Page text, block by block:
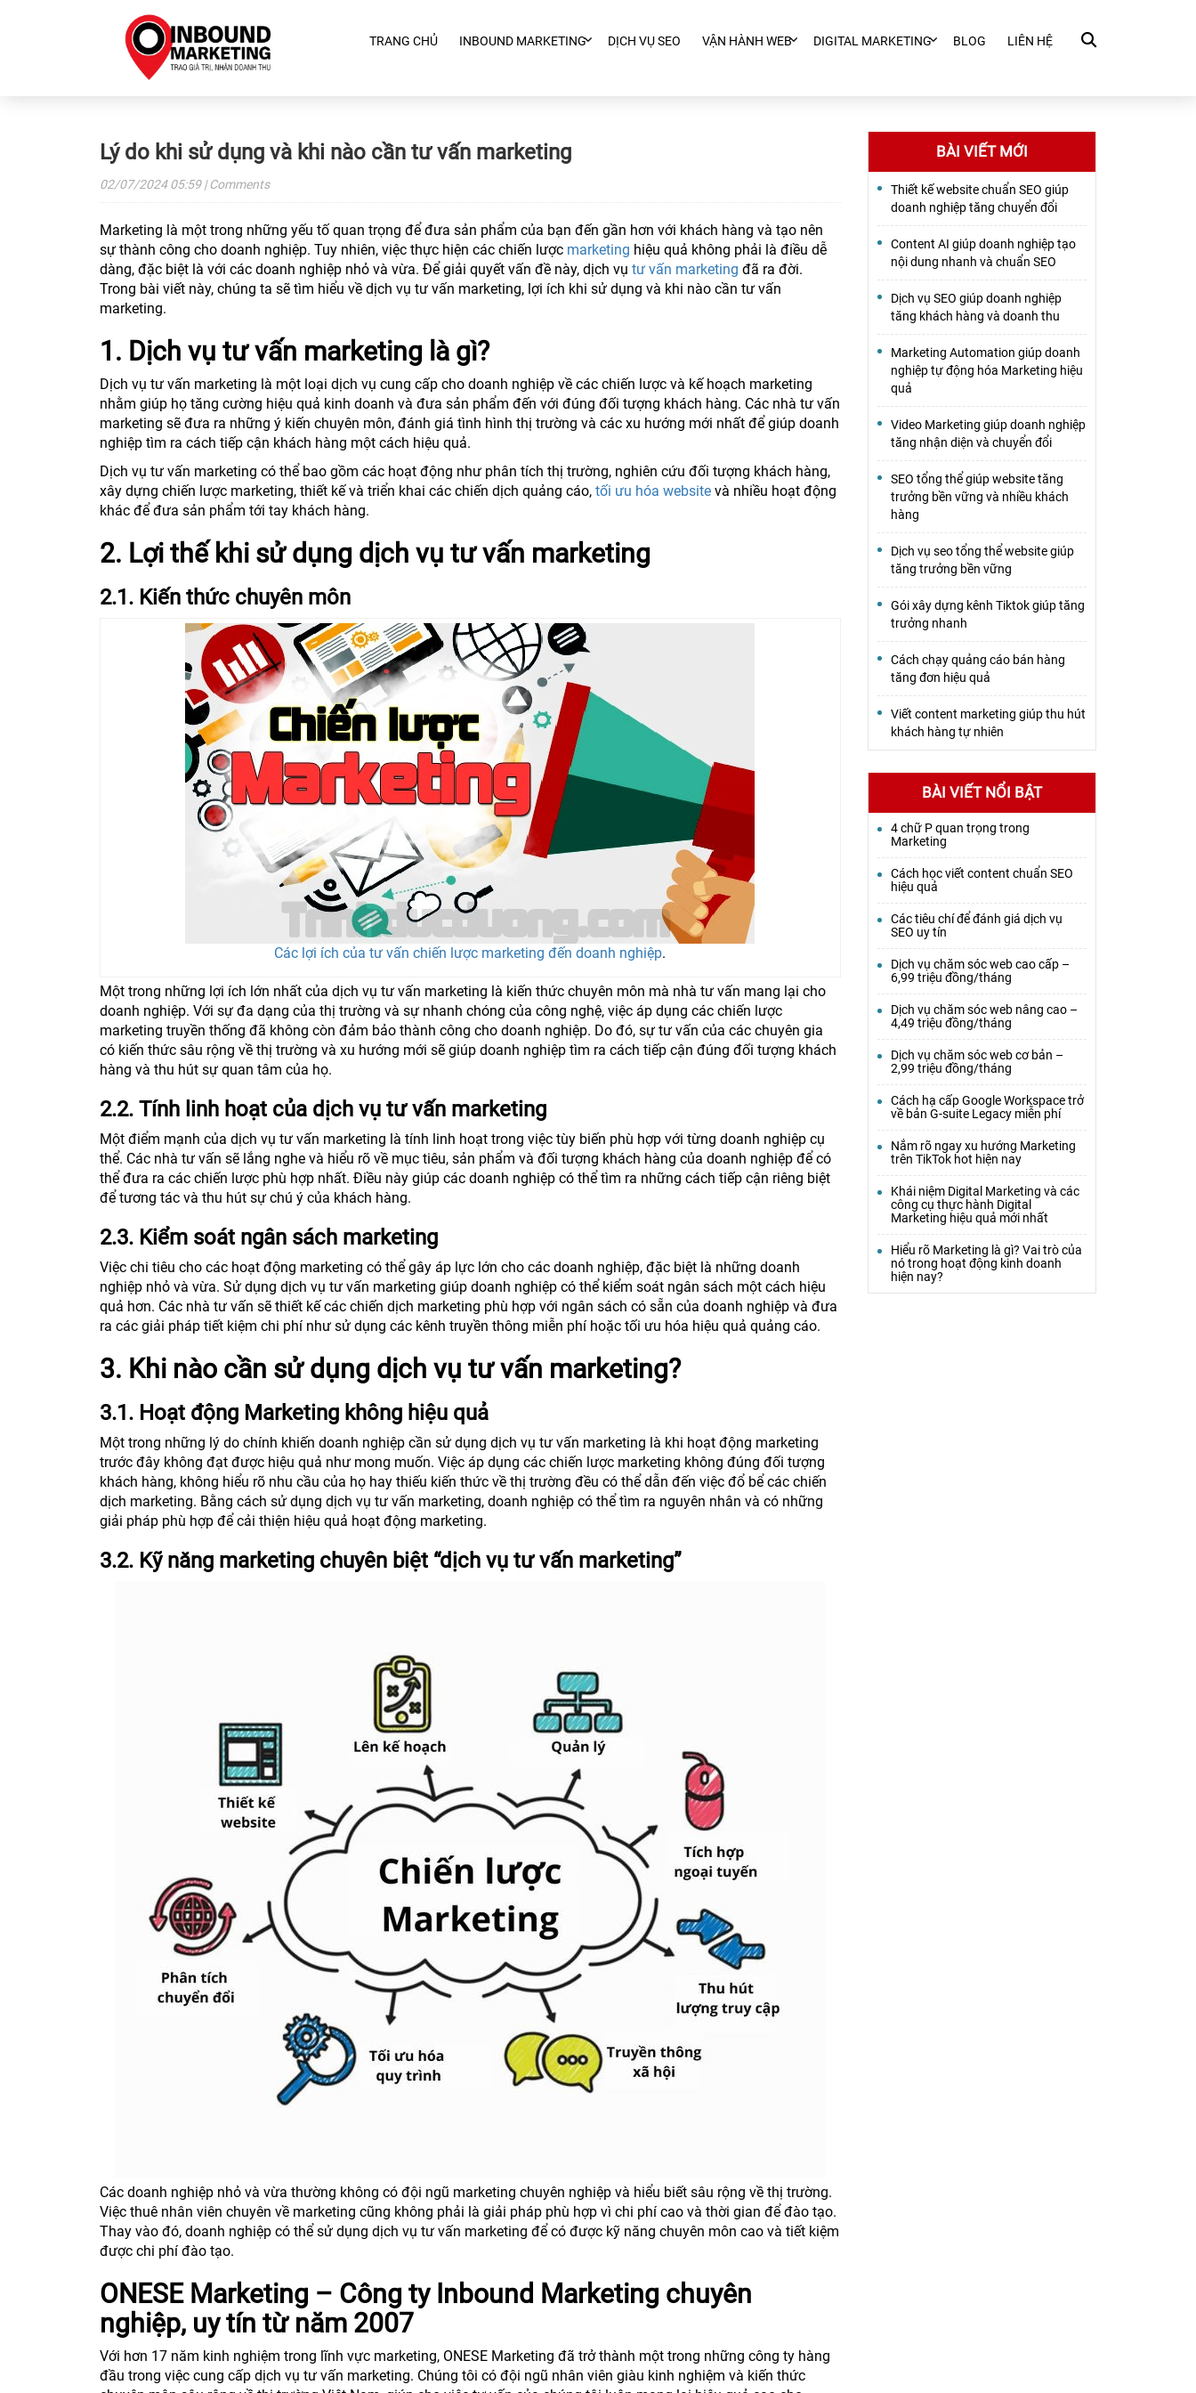
TRANG CHỦ INBOUND MARKETING DỊCH VỤ SEO VẬN HÀNH WEB DIGITAL MARKETING BLOG LIÊN HỆ
Lý do khi sử dụng và khi nào cần tư vấn marketing
02/07/202405:59| Comments
Marketing là một trong những yếu tố quan trọng để đưa sản phẩm của bạn đến gần hơn với khách hàng và tạo nên
sự thành công cho doanh nghiệp. Tuy nhiên, việc thực hiện các chiến lược marketing hiệu quả không phải là điều dễ
dàng, đặc biệt là với các doanh nghiệp nhỏ và vừa. Để giải quyết vấn đề này, dịch vụ tư vấn marketing đã ra đời.
Trong bài viết này, chúng ta sẽ tìm hiểu về dịch vụ tư vấn marketing, lợi ích khi sử dụng và khi nào cần tư vấn
marketing.
1. Dịch vụ tư vấn marketing là gì?
Dịch vụ tư vấn marketing là một loại dịch vụ cung cấp cho doanh nghiệp về các chiến lược và kế hoạch marketing
nhằm giúp họ tăng cường hiệu quả kinh doanh và đưa sản phẩm đến với đúng đối tượng khách hàng. Các nhà tư vấn
marketing sẽ đưa ra những ý kiến chuyên môn, đánh giá tình hình thị trường và các xu hướng mới nhất để giúp doanh
nghiệp tìm ra cách tiếp cận khách hàng một cách hiệu quả.
Dịch vụ tư vấn marketing có thể bao gồm các hoạt động như phân tích thị trường, nghiên cứu đối tượng khách hàng,
xây dựng chiến lược marketing, thiết kế và triển khai các chiến dịch quảng cáo, tối ưu hóa website và nhiều hoạt động
khác để đưa sản phẩm tới tay khách hàng.
2. Lợi thế khi sử dụng dịch vụ tư vấn marketing
2.1. Kiến thức chuyên môn
Các lợi ích của tư vấn chiến lược marketing đến doanh nghiệp.
Một trong những lợi ích lớn nhất của dịch vụ tư vấn marketing là kiến thức chuyên môn mà nhà tư vấn mang lại cho
doanh nghiệp. Với sự đa dạng của thị trường và sự nhanh chóng của công nghệ, việc áp dụng các chiến lược
marketing truyền thống đã không còn đảm bảo thành công cho doanh nghiệp. Do đó, sự tư vấn của các chuyên gia
có kiến thức sâu rộng về thị trường và xu hướng mới sẽ giúp doanh nghiệp tìm ra cách tiếp cận đúng đối tượng khách
hàng và thu hút sự quan tâm của họ.
2.2. Tính linh hoạt của dịch vụ tư vấn marketing
Một điểm mạnh của dịch vụ tư vấn marketing là tính linh hoạt trong việc tùy biến phù hợp với từng doanh nghiệp cụ
thể. Các nhà tư vấn sẽ lắng nghe và hiểu rõ về mục tiêu, sản phẩm và đối tượng khách hàng của doanh nghiệp để có
thể đưa ra các chiến lược phù hợp nhất. Điều này giúp các doanh nghiệp có thể tìm ra những cách tiếp cận riêng biệt
để tương tác và thu hút sự chú ý của khách hàng.
2.3. Kiểm soát ngân sách marketing
Việc chi tiêu cho các hoạt động marketing có thể gây áp lực lớn cho các doanh nghiệp, đặc biệt là những doanh
nghiệp nhỏ và vừa. Sử dụng dịch vụ tư vấn marketing giúp doanh nghiệp có thể kiểm soát ngân sách một cách hiệu
quả hơn. Các nhà tư vấn sẽ thiết kế các chiến dịch marketing phù hợp với ngân sách có sẵn của doanh nghiệp và đưa
ra các giải pháp tiết kiệm chi phí như sử dụng các kênh truyền thông miễn phí hoặc tối ưu hóa hiệu quả quảng cáo.
3. Khi nào cần sử dụng dịch vụ tư vấn marketing?
3.1. Hoạt động Marketing không hiệu quả
Một trong những lý do chính khiến doanh nghiệp cần sử dụng dịch vụ tư vấn marketing là khi hoạt động marketing
trước đây không đạt được hiệu quả như mong muốn. Việc áp dụng các chiến lược marketing không đúng đối tượng
khách hàng, không hiểu rõ nhu cầu của họ hay thiếu kiến thức về thị trường đều có thể dẫn đến việc đổ bể các chiến
dịch marketing. Bằng cách sử dụng dịch vụ tư vấn marketing, doanh nghiệp có thể tìm ra nguyên nhân và có những
giải pháp phù hợp để cải thiện hiệu quả hoạt động marketing.
3.2. Kỹ năng marketing chuyên biệt “dịch vụ tư vấn marketing”
Các doanh nghiệp nhỏ và vừa thường không có đội ngũ marketing chuyên nghiệp và hiểu biết sâu rộng về thị trường.
Việc thuê nhân viên chuyên về marketing cũng không phải là giải pháp phù hợp vì chi phí cao và thời gian để đào tạo.
Thay vào đó, doanh nghiệp có thể sử dụng dịch vụ tư vấn marketing để có được kỹ năng chuyên môn cao và tiết kiệm
được chi phí đào tạo.
ONESE Marketing – Công ty Inbound Marketing chuyên
nghiệp, uy tín từ năm 2007
Với hơn 17 năm kinh nghiệm trong lĩnh vực marketing, ONESE Marketing đã trở thành một trong những công ty hàng
đầu trong việc cung cấp dịch vụ tư vấn marketing. Chúng tôi có đội ngũ nhân viên giàu kinh nghiệm và kiến thức
BÀI VIẾT MỚI
Thiết kế website chuẩn SEO giúp
doanh nghiệp tăng chuyển đổi
Content AI giúp doanh nghiệp tạo
nội dung nhanh và chuẩn SEO
Dịch vụ SEO giúp doanh nghiệp
tăng khách hàng và doanh thu
Marketing Automation giúp doanh
nghiệp tự động hóa Marketing hiệu
quả
Video Marketing giúp doanh nghiệp
tăng nhận diện và chuyển đổi
SEO tổng thể giúp website tăng
trưởng bền vững và nhiều khách
hàng
Dịch vụ seo tổng thể website giúp
tăng trưởng bền vững
Gói xây dựng kênh Tiktok giúp tăng
trưởng nhanh
Cách chạy quảng cáo bán hàng
tăng đơn hiệu quả
Viết content marketing giúp thu hút
khách hàng tự nhiên
BÀI VIẾT NỔI BẬT
4 chữ P quan trọng trong
Marketing
Cách học viết content chuẩn SEO
hiệu quả
Các tiêu chí để đánh giá dịch vụ
SEO uy tín
Dịch vụ chăm sóc web cao cấp –
6,99 triệu đồng/tháng
Dịch vụ chăm sóc web nâng cao –
4,49 triệu đồng/tháng
Dịch vụ chăm sóc web cơ bản –
2,99 triệu đồng/tháng
Cách hạ cấp Google Workspace trở
về bản G-suite Legacy miễn phí
Nắm rõ ngay xu hướng Marketing
trên TikTok hot hiện nay
Khái niệm Digital Marketing và các
công cụ thực hành Digital
Marketing hiệu quả mới nhất
Hiểu rõ Marketing là gì? Vai trò của
nó trong hoạt động kinh doanh
hiện nay?